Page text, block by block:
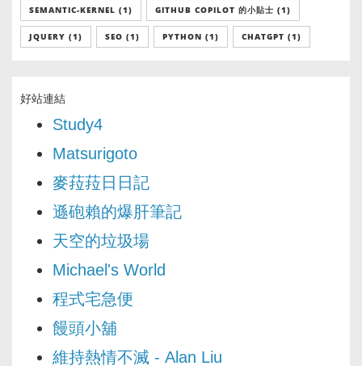
SEMANTIC-KERNEL (1) GITHUB COPILOT 的小貼士 (1)
JQUERY (1) SEO (1) PYTHON (1) CHATGPT (1)
好站連結
Study4
Matsurigoto
麥菈菈日日記
遜砲賴的爆肝筆記
天空的垃圾場
Michael's World
程式宅急便
饅頭小舖
維持熱情不滅 - Alan Liu